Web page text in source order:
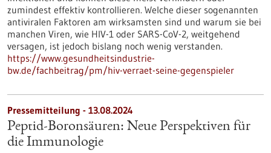
zumindest effektiv kontrollieren. Welche dieser sogenannten
antiviralen Faktoren am wirksamsten sind und warum sie bei
manchen Viren, wie HIV-1 oder SARS-​CoV-2, weitgehend
versagen, ist jedoch bislang noch wenig verstanden.
https://www.gesundheitsindustrie-
bw.de/fachbeitrag/pm/hiv-verraet-seine-gegenspieler
Pressemitteilung - 13.08.2024
Peptid-Boronsäuren: Neue Perspektiven für
die Immunologie